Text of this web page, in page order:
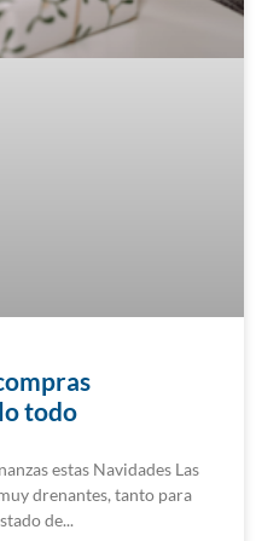
todo
estas Navidades Las
drenantes, tanto para
de